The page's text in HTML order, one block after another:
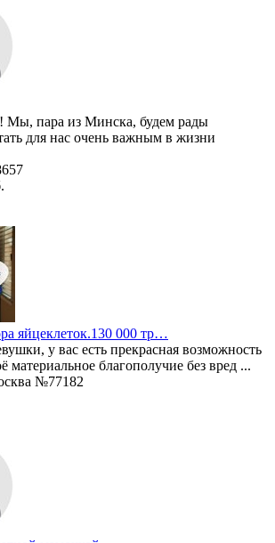
Мы, пара из Минска, будем рады
для нас очень важным в жизни
яйцеклеток.130 000 тр…
у вас есть прекрасная возможность
материальное благополучие без вред ...
№77182